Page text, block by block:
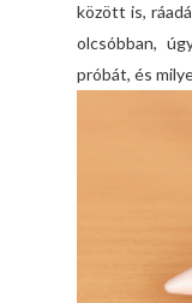
között is,
olcsóbban,
próbát, és